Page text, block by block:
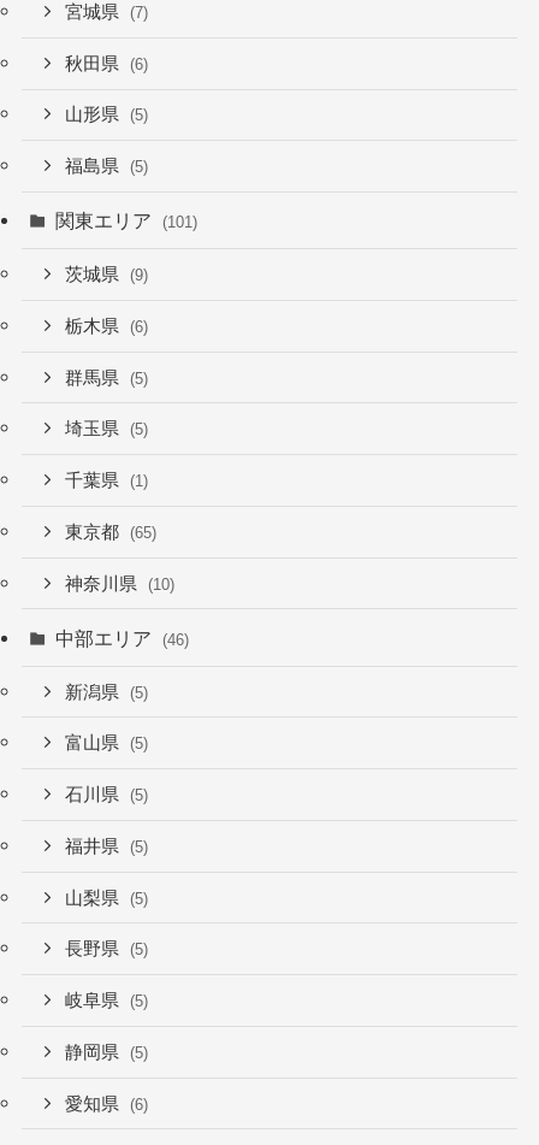
宮城県 (7)
秋田県 (6)
山形県 (5)
福島県 (5)
関東エリア (101)
茨城県 (9)
栃木県 (6)
群馬県 (5)
埼玉県 (5)
千葉県 (1)
東京都 (65)
神奈川県 (10)
中部エリア (46)
新潟県 (5)
富山県 (5)
石川県 (5)
福井県 (5)
山梨県 (5)
長野県 (5)
岐阜県 (5)
静岡県 (5)
愛知県 (6)